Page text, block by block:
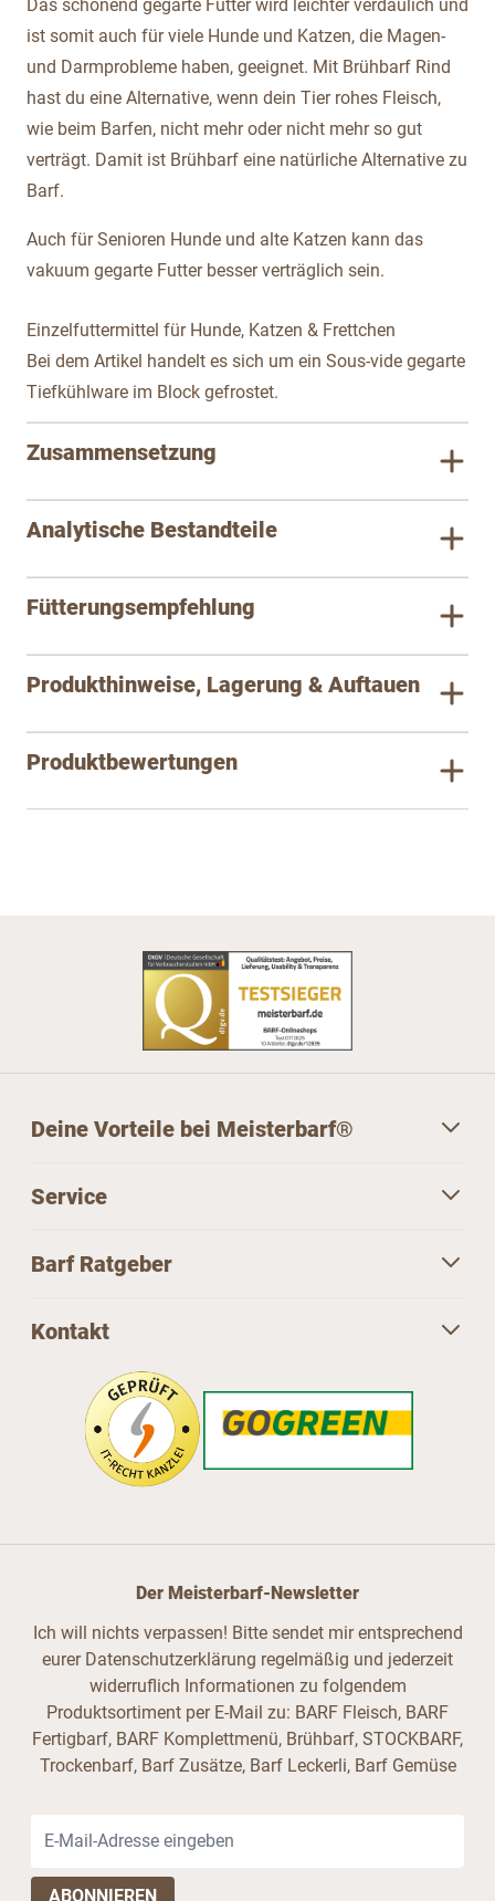
Das schonend gegarte Futter wird leichter verdaulich und
ist somit auch für viele Hunde und Katzen, die Magen-
und Darmprobleme haben, geeignet. Mit Brühbarf Rind
hast du eine Alternative, wenn dein Tier rohes Fleisch,
wie beim Barfen, nicht mehr oder nicht mehr so gut
verträgt. Damit ist Brühbarf eine natürliche Alternative zu
Barf.
Auch für Senioren Hunde und alte Katzen kann das
vakuum gegarte Futter besser verträglich sein.
Einzelfuttermittel für Hunde, Katzen & Frettchen
Bei dem Artikel handelt es sich um ein Sous-vide gegarte
Tiefkühlware im Block gefrostet.
Zusammensetzung
Analytische Bestandteile
Fütterungsempfehlung
Produkthinweise, Lagerung & Auftauen
Produktbewertungen
Deine Vorteile bei Meisterbarf®
Service
Barf Ratgeber
Kontakt
Der Meisterbarf-Newsletter
Ich will nichts verpassen! Bitte sendet mir entsprechend
eurer Datenschutzerklärung regelmäßig und jederzeit
widerruflich Informationen zu folgendem
Produktsortiment per E-Mail zu: BARF Fleisch, BARF
Fertigbarf, BARF Komplettmenü, Brühbarf, STOCKBARF,
Trockenbarf, Barf Zusätze, Barf Leckerli, Barf Gemüse